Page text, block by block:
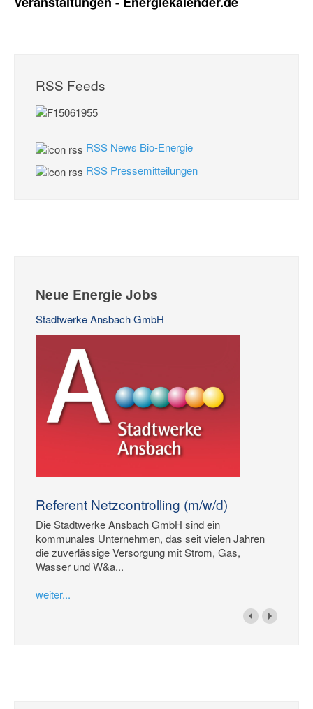
RSS Feeds
RSS News Bio-Energie
RSS Pressemitteilungen
Neue Energie Jobs
Stadtwerke Ansbach GmbH
Referent Netzcontrolling (m/w/d)
Die Stadtwerke Ansbach GmbH sind ein
kommunales Unternehmen, das seit vielen Jahren
die zuverlässige Versorgung mit Strom, Gas,
Wasser und W&a...
weiter...